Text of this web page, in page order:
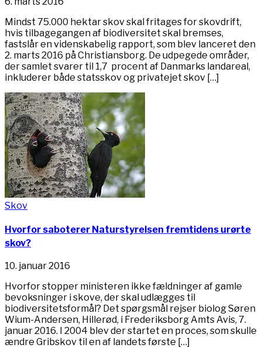
Mindst 75.000 hektar skov skal fritages for skovdrift,
hvis tilbagegangen af biodiversitet skal bremses,
fastslår en videnskabelig rapport, som blev lanceret den
2. marts 2016 på Christiansborg. De udpegede områder,
der samlet svarer til 1,7 procent af Danmarks landareal,
inkluderer både statsskov og privatejet skov […]
Skov
Hvorfor saboterer Naturstyrelsen fremtidens urørte
skov?
10. januar 2016
Hvorfor stopper ministeren ikke fældninger af gamle
bevoksninger i skove, der skal udlægges til
biodiversitetsformål? Det spørgsmål rejser biolog Søren
Wium-Andersen, Hillerød, i Frederiksborg Amts Avis, 7.
januar 2016. I 2004 blev der startet en proces, som skulle
ændre Gribskov til en af landets første […]